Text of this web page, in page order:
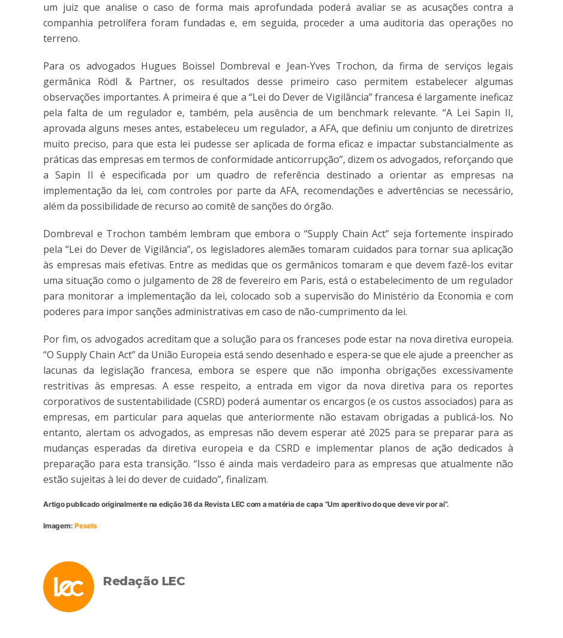
um juiz que analise o caso de forma mais aprofundada poderá avaliar se as acusações contra a
companhia petrolífera foram fundadas e, em seguida, proceder a uma auditoria das operações no
terreno.
Para os advogados Hugues Boissel Dombreval e Jean-Yves Trochon, da firma de serviços legais
germânica Rödl & Partner, os resultados desse primeiro caso permitem estabelecer algumas
observações importantes. A primeira é que a “Lei do Dever de Vigilância” francesa é largamente ineficaz
pela falta de um regulador e, também, pela ausência de um benchmark relevante. “A Lei Sapin II,
aprovada alguns meses antes, estabeleceu um regulador, a AFA, que definiu um conjunto de diretrizes
muito preciso, para que esta lei pudesse ser aplicada de forma eficaz e impactar substancialmente as
práticas das empresas em termos de conformidade anticorrupção”, dizem os advogados, reforçando que
a Sapin II é especificada por um quadro de referência destinado a orientar as empresas na
implementação da lei, com controles por parte da AFA, recomendações e advertências se necessário,
além da possibilidade de recurso ao comitê de sanções do órgão.
Dombreval e Trochon também lembram que embora o “Supply Chain Act” seja fortemente inspirado
pela “Lei do Dever de Vigilância”, os legisladores alemães tomaram cuidados para tornar sua aplicação
às empresas mais efetivas. Entre as medidas que os germânicos tomaram e que devem fazê-los evitar
uma situação como o julgamento de 28 de fevereiro em Paris, está o estabelecimento de um regulador
para monitorar a implementação da lei, colocado sob a supervisão do Ministério da Economia e com
poderes para impor sanções administrativas em caso de não-cumprimento da lei.
Por fim, os advogados acreditam que a solução para os franceses pode estar na nova diretiva europeia.
“O Supply Chain Act” da União Europeia está sendo desenhado e espera-se que ele ajude a preencher as
lacunas da legislação francesa, embora se espere que não imponha obrigações excessivamente
restritivas às empresas. A esse respeito, a entrada em vigor da nova diretiva para os reportes
corporativos de sustentabilidade (CSRD) poderá aumentar os encargos (e os custos associados) para as
empresas, em particular para aquelas que anteriormente não estavam obrigadas a publicá-los. No
entanto, alertam os advogados, as empresas não devem esperar até 2025 para se preparar para as
mudanças esperadas da diretiva europeia e da CSRD e implementar planos de ação dedicados à
preparação para esta transição. “Isso é ainda mais verdadeiro para as empresas que atualmente não
estão sujeitas à lei do dever de cuidado”, finalizam.
Artigo publicado originalmente na edição 36 da Revista LEC com a matéria de capa “Um aperitivo do que deve vir por aí”.
Imagem:Pexels
Redação LEC